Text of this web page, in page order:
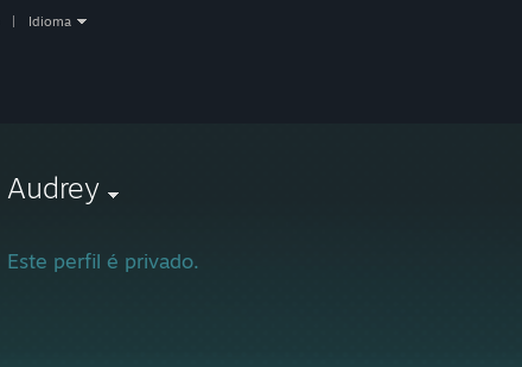
Idioma
Audrey
Este perfil é privado.